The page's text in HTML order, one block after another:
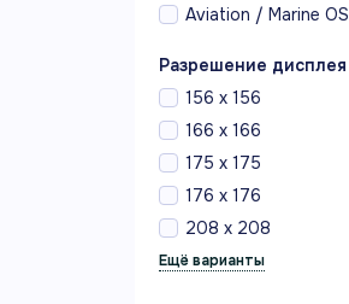
Aviation / Marine OS
Разрешение дисплея
156 x 156
166 x 166
175 x 175
176 x 176
208 x 208